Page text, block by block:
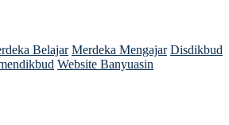
Belajar Merdeka Mengajar Disdikbud
Website Banyuasin